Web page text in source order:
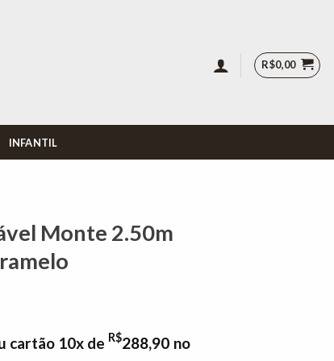
R$0,00
INFANTIL
Monte 2.50m
cartão 10x de R$288,90 no